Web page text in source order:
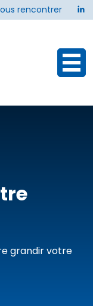
rencontrer
grandir votre